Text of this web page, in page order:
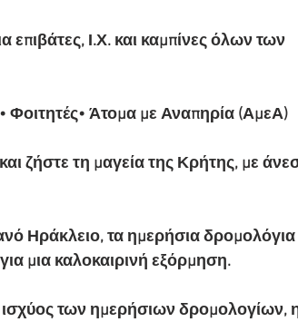
επιβάτες, Ι.Χ. και καμπίνες όλων των
Φοιτητές• Άτομα με Αναπηρία (ΑμεΑ)
ζήστε τη μαγεία της Κρήτης, με
Ηράκλειο, τα ημερήσια δρομολόγια
μια καλοκαιρινή εξόρμηση.
ισχύος των ημερήσιων δρομολογίων,